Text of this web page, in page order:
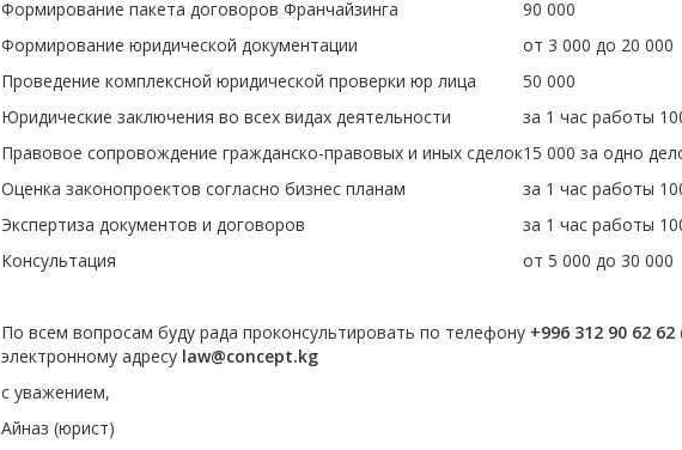
Формирование пакета договоров Франчайзинга
90 000
Формирование юридической документации
от 3 000 до 20 000
Проведение комплексной юридической проверки юр лица
50 000
Юридические заключения во всех видах деятельности
за 1 час работы
Правовое сопровождение гражданско-правовых и иных сделок15 000 за одно
Оценка законопроектов согласно бизнес планам
за 1 час работы
Экспертиза документов и договоров
за 1 час работы
Консультация
от 5 000 до 30 000
По всем вопросам буду рада проконсультировать по телефону +996 312 90 62
электронному адресу law@concept.kg
с уважением,
Айназ (юрист)